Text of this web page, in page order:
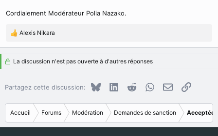
Cordialement Modérateur Polia Nazako.
R
a
c
t
o
s
:
Alexis Nikara
La discussion n'est pas ouverte à d'autres réponses
Partagez cette discussion: Bluesky LinkedInRedditWhatsApp
E-mailCopier
Accueil Forums Modération Demandes de sanction Acceptées